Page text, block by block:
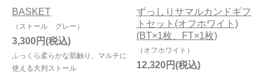
お問い合わせ
BASKET
（ストール グレー）
ふっくら柔らかな肌触り、マルチに
使える大判ストール
3,300円
ずっしりサマルカンドギフ
トセット(オフホワイト)
(BT×1枚、FT×1枚)
（オフホワイト）
12,320円